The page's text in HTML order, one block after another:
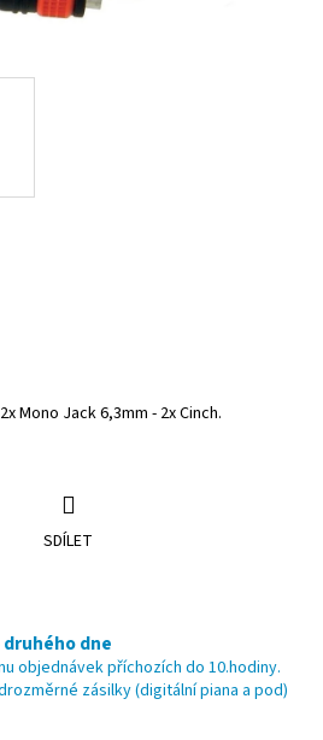
Mono Jack 6,3mm - 2x Cinch.
SDÍLET
dne
objednávek příchozích do 10.hodiny.
zásilky (digitální piana a pod)